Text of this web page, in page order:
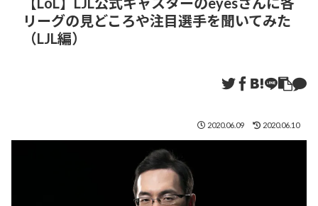
リーグの見どころや注目選手を聞いてみた
（LJL編）
2020.06.09 2020.06.10